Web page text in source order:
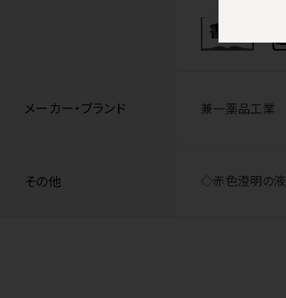
メーカー・ブランド 兼一薬品工業
その他 ◇赤色澄明の液